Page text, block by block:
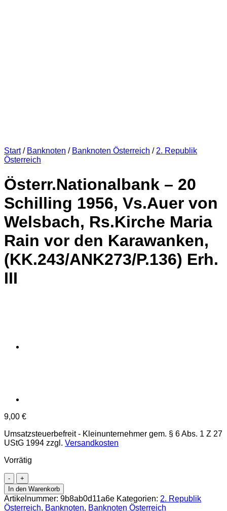
Start / Banknoten / Banknoten Österreich / 2. Republik
Österreich
Österr.Nationalbank – 20
Schilling 1956, Vs.Auer von
Welsbach, Rs.Kirche Maria
Rain vor den Karawanken,
(KK.243/ANK273/P.136) Erh.
III
9,00 €
Umsatzsteuerbefreit - Kleinunternehmer gem. § 6 Abs. 1 Z 27
UStG 1994 zzgl. Versandkosten
Vorrätig
Österr.Nationalbank
-
20
Schilling
In den Warenkorb
Artikelnummer: 9b8ab0d11a6e Kategorien: 2. Republik
Österreich, Banknoten, Banknoten Österreich